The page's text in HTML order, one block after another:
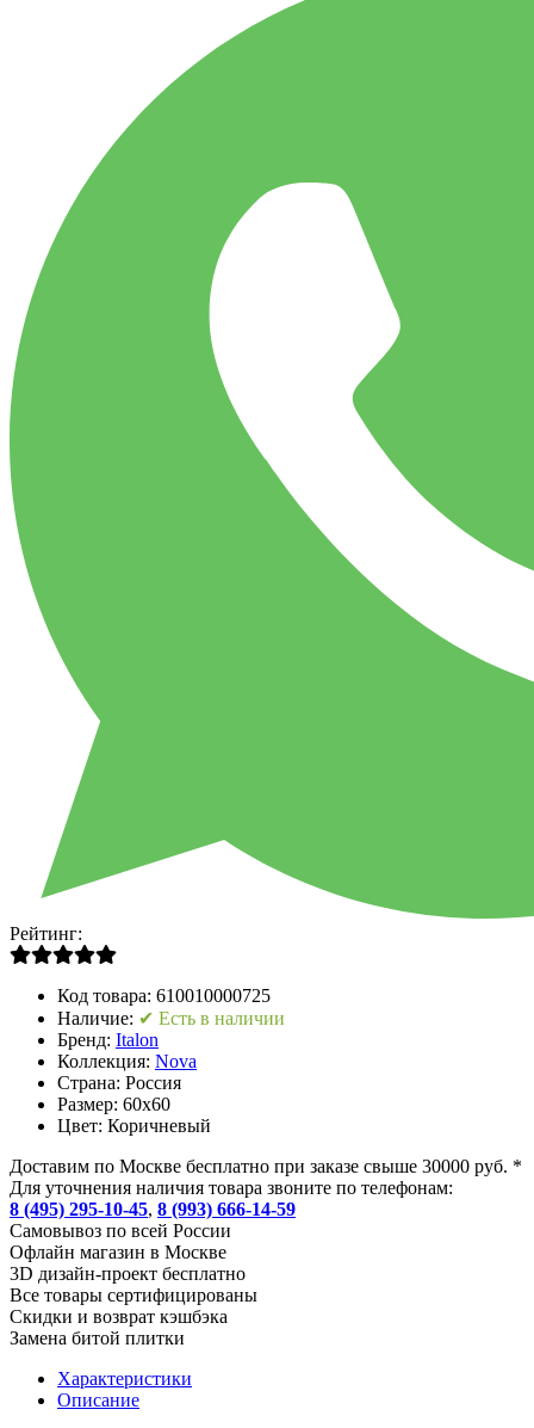
Рейтинг:
Код товара: 610010000725
Наличие: ✔ Есть в наличии
Бренд: Italon
Коллекция: Nova
Страна: Россия
Размер: 60x60
Цвет: Коричневый
Доставим по Москве бесплатно при заказе свыше 30000 руб. *
Для уточнения наличия товара звоните по телефонам:
8 (495) 295-10-45, 8 (993) 666-14-59
Cамовывоз по всей России
Офлайн магазин в Москве
3D дизайн-проект бесплатно
Все товары сертифицированы
Скидки и возврат кэшбэка
Замена битой плитки
Характеристики
Описание